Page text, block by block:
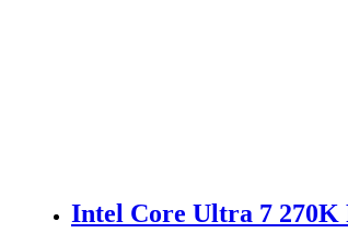
Intel Core Ultra 7 270K